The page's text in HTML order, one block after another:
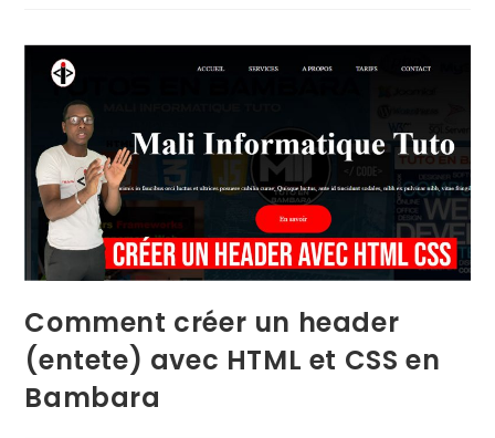
Comment créer un header
(entete) avec HTML et CSS en
Bambara